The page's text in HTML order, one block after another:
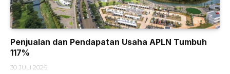
Penjualan dan Pendapatan Usaha APLN Tumbuh
117%
30 JULI 2026